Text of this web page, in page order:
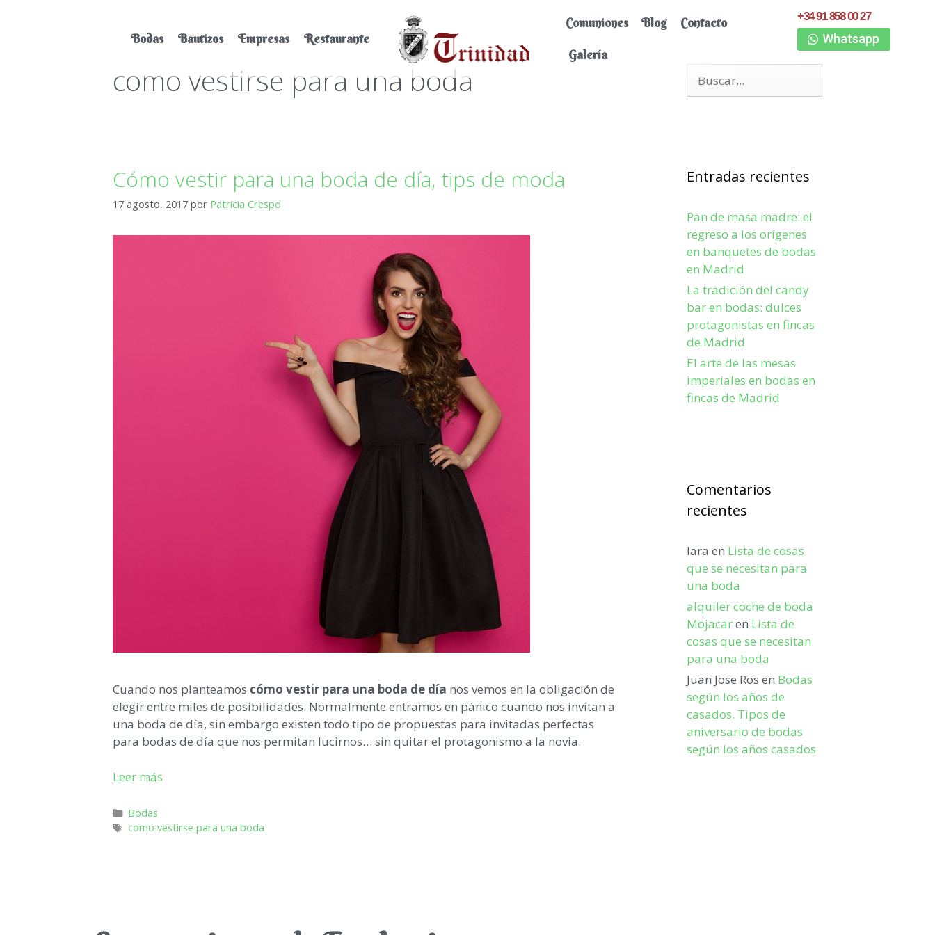
Bodas Bautizos Empresas Restaurante
Comuniones Blog Contacto
Galería
+34 91 858 00 27
Whatsapp
como vestirse para una boda
Cómo vestir para una boda de día, tips de moda
17 agosto, 2017 por Patricia Crespo
Cuando nos planteamos cómo vestir para una boda de día nos vemos en la obligación de
elegir entre miles de posibilidades. Normalmente entramos en pánico cuando nos invitan a
una boda de día, sin embargo existen todo tipo de propuestas para invitadas perfectas
para bodas de día que nos permitan lucirnos… sin quitar el protagonismo a la novia.
Leer más
Bodas
como vestirse para una boda
Entradas recientes
Pan de masa madre: el
regreso a los orígenes
en banquetes de bodas
en Madrid
La tradición del candy
bar en bodas: dulces
protagonistas en fincas
de Madrid
El arte de las mesas
imperiales en bodas en
fincas de Madrid
Comentarios
recientes
lara en Lista de cosas
que se necesitan para
una boda
alquiler coche de boda
Mojacaren Lista de
cosas que se necesitan
para una boda
Juan Jose Ros en Bodas
según los años de
casados. Tipos de
aniversario de bodas
según los años casados